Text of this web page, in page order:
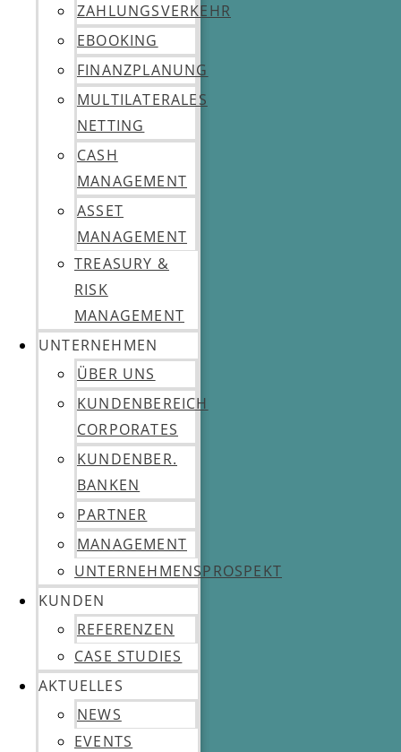
ZAHLUNGSVERKEHR
EBOOKING
FINANZPLANUNG
MULTILATERALES
NETTING
CASH
MANAGEMENT
ASSET
MANAGEMENT
TREASURY &
RISK
MANAGEMENT
UNTERNEHMEN
ÜBER UNS
KUNDENBEREICH
CORPORATES
KUNDENBER.
BANKEN
PARTNER
MANAGEMENT
UNTERNEHMENSPROSPEKT
KUNDEN
REFERENZEN
CASE STUDIES
AKTUELLES
NEWS
EVENTS